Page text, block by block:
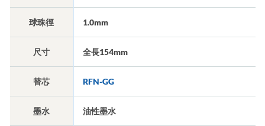
球珠徑 1.0mm
尺寸 全長154mm
替芯 RFN-GG
墨水 油性墨水